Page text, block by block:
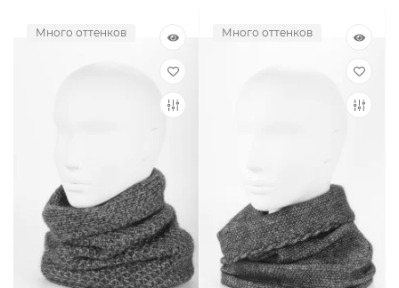
Много оттенков Много оттенков